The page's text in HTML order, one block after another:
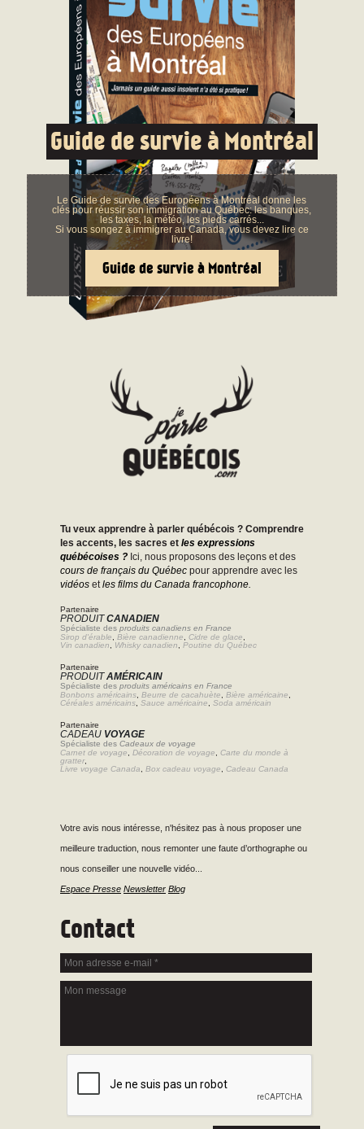
Guide de survie à Montréal
Le Guide de survie des Européens à Montréal donne les
clés pour réussir son immigration au Québec: les banques,
les taxes, la météo, les pieds carrés...
Si vous songez à immigrer au Canada, vous devez lire ce
livre!
Guide de survie à Montréal
Tu veux apprendre à parler québécois ? Comprendre
les accents, les sacres et les expressions
québécoises ? Ici, nous proposons des leçons et des
cours de français du Québec pour apprendre avec les
vidéos etles films du Canada francophone.
Partenaire
PRODUITCANADIEN
Spécialiste des produits canadiens en France
Sirop d'érable
Bière canadienne Cidre de glace
Vin canadien
Whisky canadien Poutine du Québec
Partenaire
PRODUITAMÉRICAIN
Spécialiste des produits américains en France
Bonbons américains Beurre de cacahuète Bière américaine
Céréales américains Sauce américaine Soda américain
Partenaire
CADEAU VOYAGE
Spécialiste des Cadeaux de voyage
Carnet de voyage
Décoration de voyage
Carte du monde à
gratter,
Livre voyage Canada
Box cadeau voyage Cadeau Canada
Votre avis nous intéresse, n'hésitez pas à nous proposer une
meilleure traduction, nous remonter une faute d’orthographe ou
nous conseiller une nouvelle vidéo...
Espace Presse Newsletter Blog
Contact
Mon adresse e-mail
Mon message